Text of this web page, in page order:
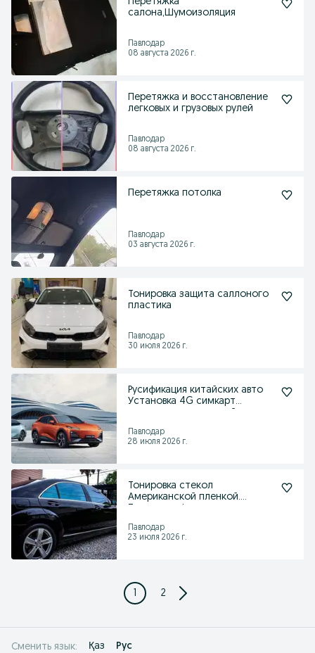
салона,Шумоизоляция
Павлодар
08 августа 2026 г.
Перетяжка и восстановление
легковых и грузовых рулей
Павлодар
08 августа 2026 г.
Перетяжка потолка
Павлодар
03 августа 2026 г.
Тонировка защита саллоного
пластика
Павлодар
30 июля 2026 г.
Русификация китайских авто
Установка 4G симкарт
Павлодар
28 июля 2026 г.
Тонировка стекол
Американской пленкой.
Павлодар
23 июля 2026 г.
1 2
Сменить язык: Қаз Рус